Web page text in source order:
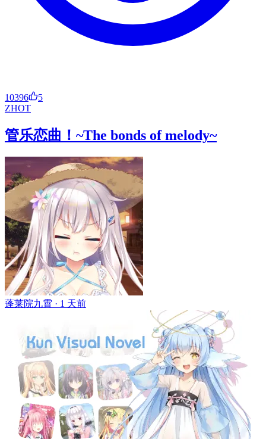
10396
5
ZHOT
管乐恋曲！~The bonds of melody~
蓬莱院九霄 · 1 天前